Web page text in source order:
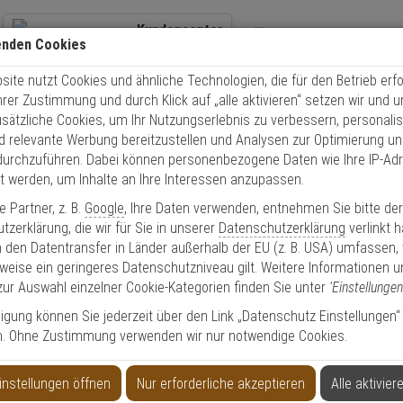
Kundencenter
Kontaktservice nutzen
Mo. - Do.: 8:00 - 16:30 Fr. 8:00 - 14:00 Uhr
IP-Kamera 2160p T/N 50 mm PoE
50 mm PoE
Hinweis:Der Artikel ist nicht mehr verfügbar,
Ersatzartikel
Cookies
nutzt Cookies und ähnliche Technologien, die für den Betrieb
Zustimmung und durch Klick auf „alle aktivieren“ setzen wir und
Cookies, um Ihr Nutzungserlebnis zu verbessern,
relevante Werbung bereitzustellen und Analysen zur Optimierung
Dabei können personenbezogene Daten wie Ihre IP-
werden, um Inhalte an Ihre Interessen anzupassen.
Partner, z. B. Google, Ihre Daten verwenden, entnehmen Sie bitte
die wir für Sie in unserer Datenschutzerklärung verlinkt
den Datentransfer in Länder außerhalb der EU (z. B. USA) umfassen,
ein geringeres Datenschutzniveau gilt. Weitere Informationen
Auswahl einzelner Cookie-Kategorien finden Sie unter
können Sie jederzeit über den Link „Datenschutz
Ohne Zustimmung verwenden wir nur notwendige Cookies.
öffnen Nur erforderliche akzeptieren Alle